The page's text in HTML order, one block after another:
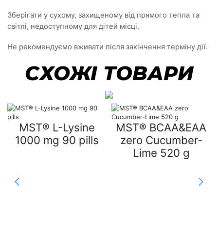
Зберігати у сухому, захищеному від прямого тепла та
світлі, недоступному для дітей місці.
Не рекомендуємо вживати після закінчення терміну дії.
СХОЖІ ТОВАРИ
MST® L-Lysine
1000 mg 90 pills
MST® BCAA&EAA
zero Cucumber-
Lime 520 g